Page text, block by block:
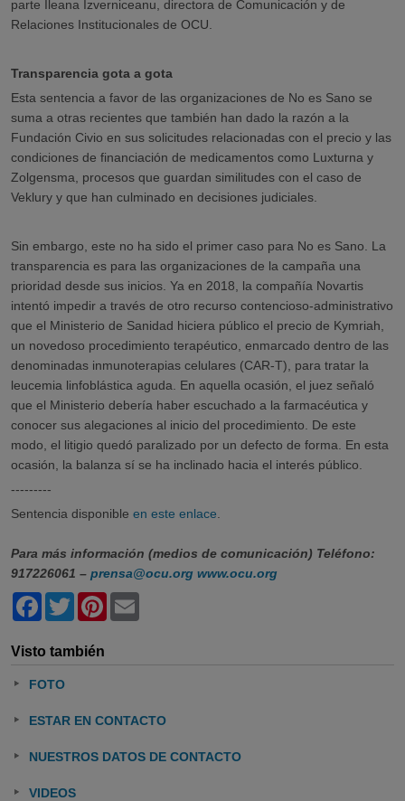
parte Ileana Izverniceanu, directora de Comunicación y de
Relaciones Institucionales de OCU.
Transparencia gota a gota
Esta sentencia a favor de las organizaciones de No es Sano se
suma a otras recientes que también han dado la razón a la
Fundación Civio en sus solicitudes relacionadas con el precio y las
condiciones de financiación de medicamentos como Luxturna y
Zolgensma, procesos que guardan similitudes con el caso de
Veklury y que han culminado en decisiones judiciales.
Sin embargo, este no ha sido el primer caso para No es Sano. La
transparencia es para las organizaciones de la campaña una
prioridad desde sus inicios. Ya en 2018, la compañía Novartis
intentó impedir a través de otro recurso contencioso-administrativo
que el Ministerio de Sanidad hiciera público el precio de Kymriah,
un novedoso procedimiento terapéutico, enmarcado dentro de las
denominadas inmunoterapias celulares (CAR-T), para tratar la
leucemia linfoblástica aguda. En aquella ocasión, el juez señaló
que el Ministerio debería haber escuchado a la farmacéutica y
conocer sus alegaciones al inicio del procedimiento. De este
modo, el litigio quedó paralizado por un defecto de forma. En esta
ocasión, la balanza sí se ha inclinado hacia el interés público.
---------
Sentencia disponible en este enlace
Para más información (medios de comunicación) Teléfono:
917226061 – prensa@ocu.org www.ocu.org
Facebook
TwitterPinterest
Visto también
FOTO
ESTAR EN CONTACTO
NUESTROS DATOS DE CONTACTO
VIDEOS